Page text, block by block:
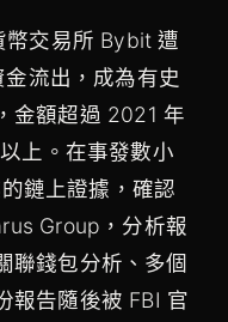
交易所 Bybit 遭
流出，成為有史
金額超過 2021 年
上。在事發數小
鏈上證據，確認
Group，分析報
聯錢包分析、多個
報告隨後被 FBI 官